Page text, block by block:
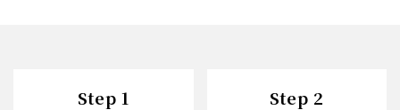
Step 1 Step 2